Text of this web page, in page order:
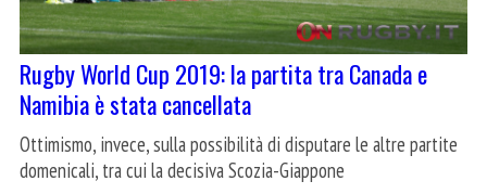
Rugby World Cup 2019: la partita tra Canada e
Namibia è stata cancellata
Ottimismo, invece, sulla possibilità di disputare le altre partite
domenicali, tra cui la decisiva Scozia-Giappone